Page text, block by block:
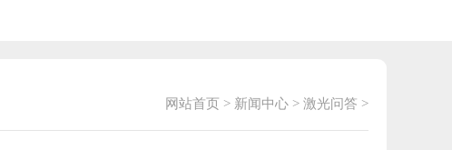
网站首页 > 新闻中心 > 激光问答 >